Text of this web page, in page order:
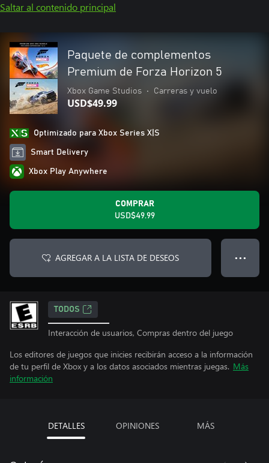
Saltar al contenido principal
Paquete de complementos
Premium de Forza Horizon 5
Xbox Game Studios • Carreras y vuelo
USD$49.99
Optimizado para Xbox Series X|S
Smart Delivery
Xbox Play Anywhere
COMPRAR
USD$49.99
AGREGAR A LA LISTA DE DESEOS ● ● ●
TODOS
Interacción de usuarios, Compras dentro del juego
Los editores de juegos que inicies recibirán acceso a la información
de tu perfil de Xbox y a los datos asociados mientras juegas. Más
información
DETALLES OPINIONES MÁS